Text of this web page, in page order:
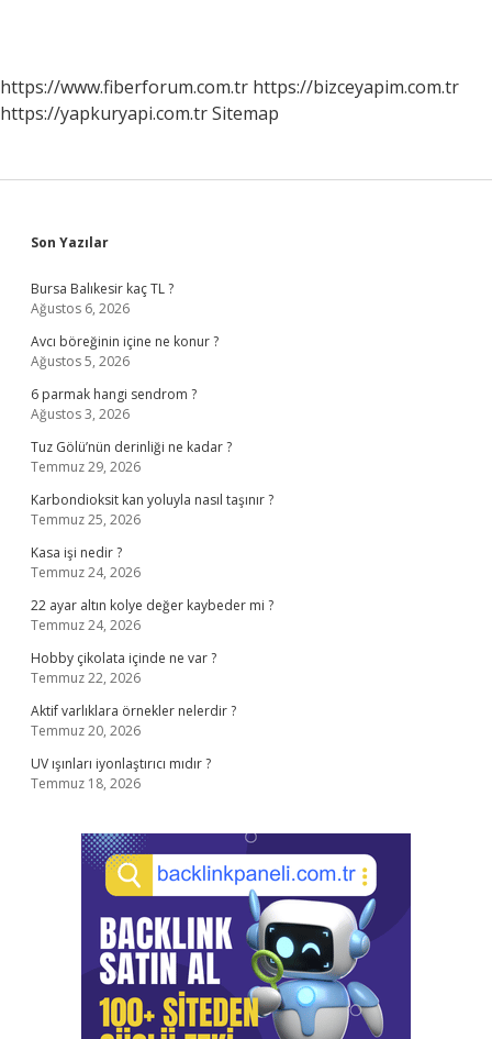
https://www.fiberforum.com.tr https://bizceyapim.com.tr
https://yapkuryapi.com.trSitemap
Sidebar
Son Yazılar
Bursa Balıkesir kaç TL ?
Ağustos 6, 2026
Avcı böreğinin içine ne konur ?
Ağustos 5, 2026
6 parmak hangi sendrom ?
Ağustos 3, 2026
Tuz Gölü’nün derinliği ne kadar ?
Temmuz 29, 2026
Karbondioksit kan yoluyla nasıl taşınır ?
Temmuz 25, 2026
Kasa işi nedir ?
Temmuz 24, 2026
22 ayar altın kolye değer kaybeder mi ?
Temmuz 24, 2026
Hobby çikolata içinde ne var ?
Temmuz 22, 2026
Aktif varlıklara örnekler nelerdir ?
Temmuz 20, 2026
UV ışınları iyonlaştırıcı mıdır ?
Temmuz 18, 2026